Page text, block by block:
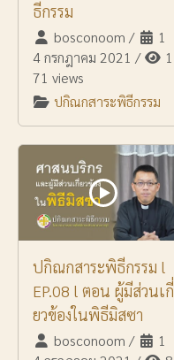
ธีกรรม
bosconoom /
1
4 กรกฎาคม 2021 /
1
71 views
ปกิณกสาระพิธีกรรม
ปกิณกสาระพิธีกรรม l
EP.08 l ตอน ผู้มีส่วนเกี่
ยวข้องในพิธีมิสซา
bosconoom /
1